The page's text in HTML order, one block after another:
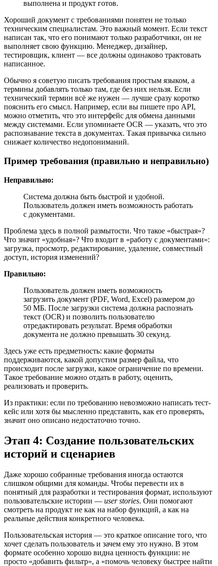
выполнена и продукт готов.
Хороший документ с требованиями понятен не только
техническим специалистам. Это важный момент. Если текст
написан так, что его понимают только разработчики, он не
выполняет свою функцию. Менеджер, дизайнер,
тестировщик, клиент — все должны одинаково трактовать
написанное.
Обычно я советую писать требования простым языком, а
термины добавлять только там, где без них нельзя. Если
технический термин всё же нужен — лучше сразу коротко
пояснить его смысл. Например, если вы пишете про API,
можно отметить, что это интерфейс для обмена данными
между системами. Если упоминаете OCR — указать, что это
распознавание текста в документах. Такая привычка сильно
снижает количество недопониманий.
Пример требования (правильно и неправильно)
Неправильно:
Система должна быть быстрой и удобной.
Пользователь должен иметь возможность работать
с документами.
Проблема здесь в полной размытости. Что такое «быстрая»?
Что значит «удобная»? Что входит в «работу с документами»:
загрузка, просмотр, редактирование, удаление, совместный
доступ, история изменений?
Правильно:
Пользователь должен иметь возможность
загрузить документ (PDF, Word, Excel) размером до
50 МБ. После загрузки система должна распознать
текст (OCR) и позволить пользователю
отредактировать результат. Время обработки
документа не должно превышать 30 секунд.
Здесь уже есть предметность: какие форматы
поддерживаются, какой допустим размер файла, что
происходит после загрузки, какое ограничение по времени.
Такое требование можно отдать в работу, оценить,
реализовать и проверить.
Из практики: если по требованию невозможно написать тест-
кейс или хотя бы мысленно представить, как его проверять,
значит оно описано недостаточно точно.
Этап 4: Создание пользовательских
историй и сценариев
Даже хорошо собранные требования иногда остаются
слишком общими для команды. Чтобы перевести их в
понятный для разработки и тестирования формат, используют
пользовательские истории — user stories. Они помогают
смотреть на продукт не как на набор функций, а как на
реальные действия конкретного человека.
Пользовательская история — это краткое описание того, что
хочет сделать пользователь и зачем ему это нужно. В этом
формате особенно хорошо видна ценность функции: не
просто «добавить фильтр», а «помочь человеку быстрее найти